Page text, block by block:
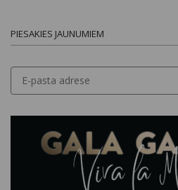
PIESAKIES JAUNUMIEM